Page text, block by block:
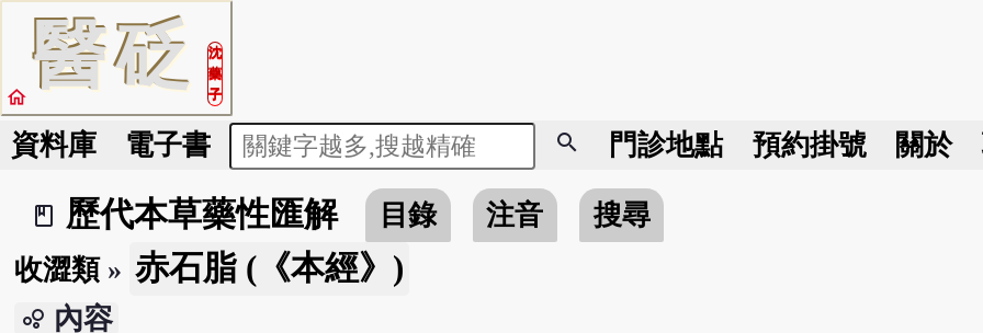
醫砭
沈
藥
子
home
資料庫 電子書 search 門診地點 預約掛號 關於
book_2
歷代本草藥性匯解 目錄 注音
搜尋
收澀類» 赤石脂 (《本經》)
bubble_chart 內容